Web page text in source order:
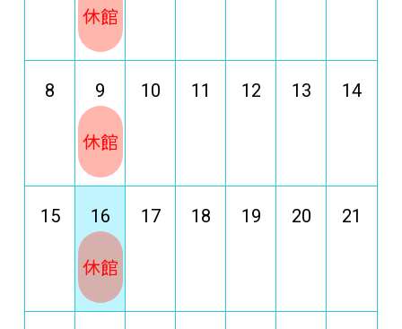
休館
8 9
休館
10 11 12 13 14
15 16
休館
17 18 19 20 21